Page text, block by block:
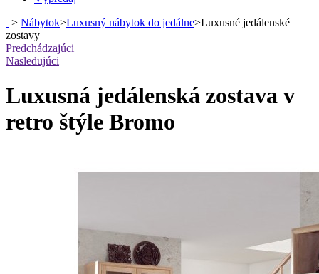
> Nábytok>Luxusný nábytok do jedálne>Luxusné jedálenské
zostavy
Predchádzajúci
Nasledujúci
Luxusná jedálenská zostava v
retro štýle Bromo